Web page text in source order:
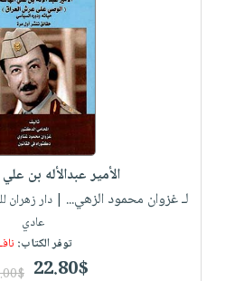
الأمير عبدالأله بن
لـ غزوان محمود الزهي... | دار زهران
عادي
توفر الكتاب:
22.80$